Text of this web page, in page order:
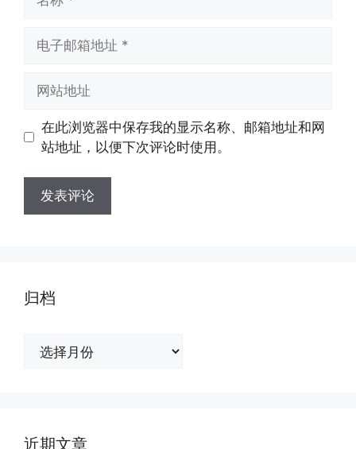
址
址
在此浏览器中保存我的显示名称、邮箱地址和网
站地址，以便下次评论时使用。
归档
近期文章